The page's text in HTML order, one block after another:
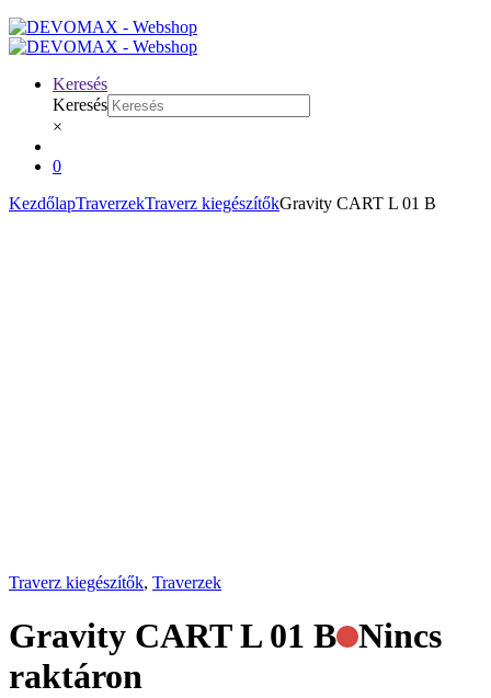
Keresés
Keresés
×
0
KezdőlapTraverzekTraverz kiegészítőkGravity CART L 01 B
Traverz kiegészítők, Traverzek
Gravity CART L 01 B Nincs
raktáron